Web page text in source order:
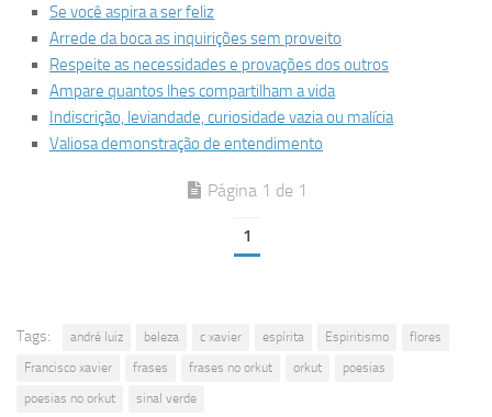
Se você aspira a ser feliz
Arrede da boca as inquirições sem proveito
Respeite as necessidades e provações dos outros
Ampare quantos lhes compartilham a vida
Indiscrição, leviandade, curiosidade vazia ou malícia
Valiosa demonstração de entendimento
Página 1 de 1
1
Tags: andré luiz beleza c xavier espírita Espiritismo
flores
Francisco xavier
frases frases no orkut orkut
poesias
poesias no orkut
sinal verde